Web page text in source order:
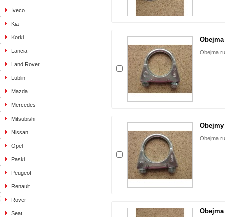
Iveco
Kia
Korki
Lancia
Land Rover
Lublin
Mazda
Mercedes
Mitsubishi
Nissan
Opel
Paski
Peugeot
Renault
Rover
Seat
Obejma
Obejma